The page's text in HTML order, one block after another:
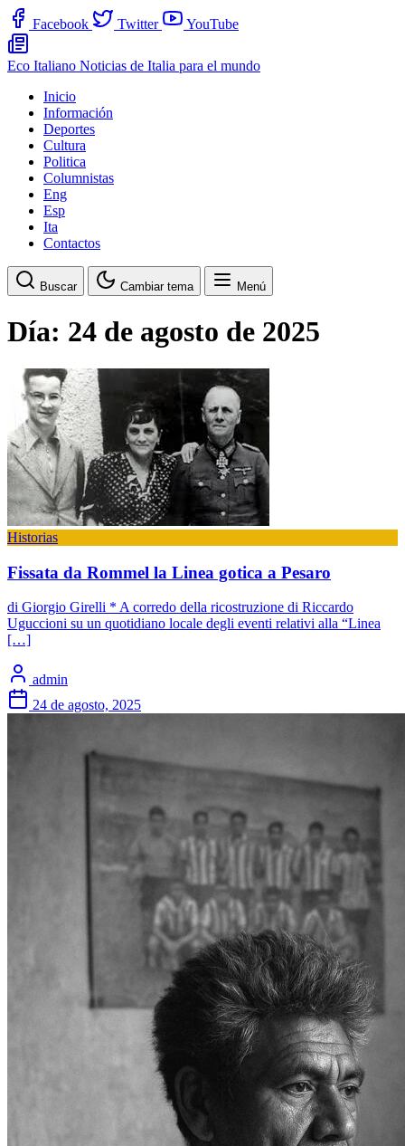
Facebook Twitter YouTube
Eco Italiano Noticias de Italia para el mundo
Inicio
Información
Deportes
Cultura
Politica
Columnistas
Eng
Esp
Ita
Contactos
Buscar Cambiar tema Menú
Día: 24 de agosto de 2025
Historias
Fissata da Rommel la Linea gotica a Pesaro
di Giorgio Girelli * A corredo della ricostruzione di Riccardo
Uguccioni su un quotidiano locale degli eventi relativi alla “Linea
[…]
admin
24 de agosto, 2025